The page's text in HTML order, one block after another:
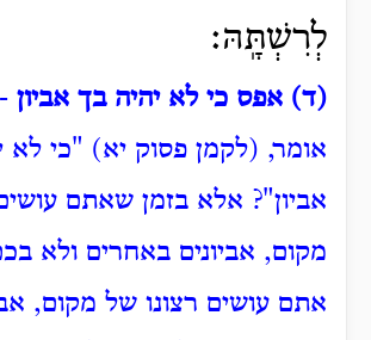
לְרִשְׁתָּֽהּ׃
(ד) אפס כי לא יהיה בך אביון
אומר, (לקמן פסוק יא) "כי לא
אביון"? אלא בזמן שאתם
מקום, אביונים באחרים ולא
אתם עושים רצונו של מקום,